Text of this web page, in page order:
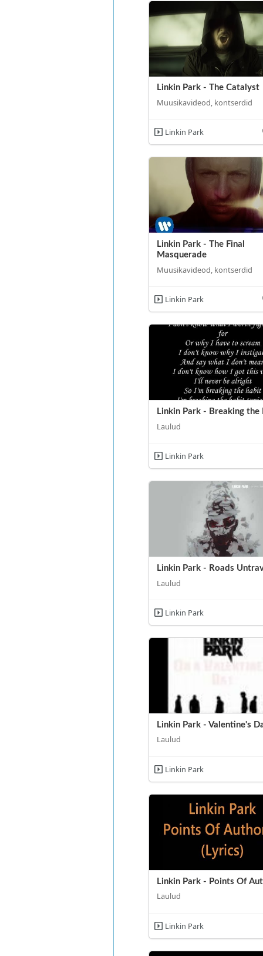
Linkin Park - The Catalyst
Muusikavideod, kontserdid
Linkin Park
Linkin Park - The Final
Masquerade
Muusikavideod, kontserdid
Linkin Park
Linkin Park - Breaking the
Laulud
Linkin Park
Linkin Park - Roads
Laulud
Linkin Park
Linkin Park - Valentine's
Laulud
Linkin Park
Linkin Park - Points Of
Laulud
Linkin Park